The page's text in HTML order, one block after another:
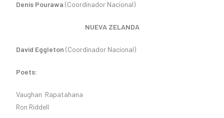
Denis Pourawa (Coordinador Nacional)
NUEVA ZELANDA
David Eggleton (Coordinador Nacional)
Poets:
Vaughan Rapatahana
Ron Riddell